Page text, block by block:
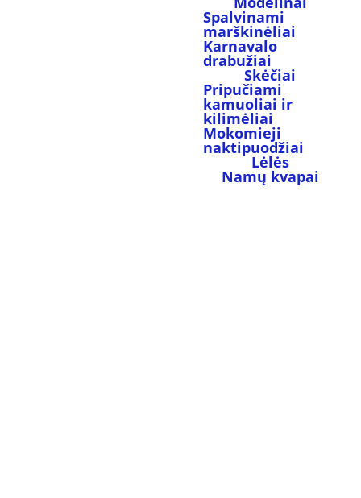
Spalvinami
marškinėliai
Karnavalo
drabužiai
Skėčiai
Pripučiami
kamuoliai ir
kilimėliai
Mokomieji
naktipuodžiai
Lėlės
Namų kvapai